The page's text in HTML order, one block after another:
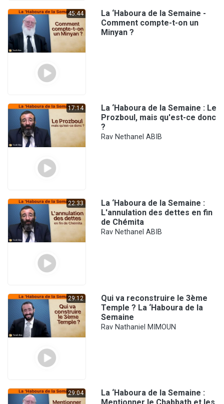
45:44
La ‘Haboura de la Semaine -
Comment compte-t-on un
Minyan ?
17:14
La ‘Haboura de la Semaine : Le
Prozboul, mais qu'est-ce donc
?
Rav Nethanel ABIB
22:33
La ‘Haboura de la Semaine :
L'annulation des dettes en fin
de Chémita
Rav Nethanel ABIB
29:12
Qui va reconstruire le 3ème
Temple ? La ‘Haboura de la
Semaine
Rav Nathaniel MIMOUN
29:04
La ‘Haboura de la Semaine :